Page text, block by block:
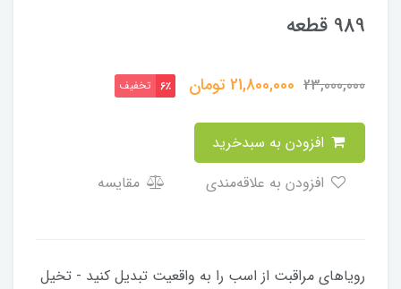
989 قطعه
23,000,000
21,800,000تومان 6٪ تخفیف
مقایسه
رویاهای مراقبت از اسب را به واقعیت تبدیل کنید - تخیل